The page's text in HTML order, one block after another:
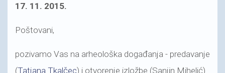
17. 11. 2015.
Poštovani,
pozivamo Vas na arheološka događanja - predavanje
(Tatjana Tkalčec) i otvorenje izložbe (Sanjin Mihelić)